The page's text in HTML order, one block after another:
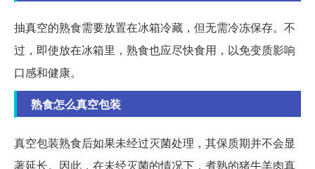
抽真空的熟食需要放置在冰箱冷藏，但无需冷冻保存。不
过，即使放在冰箱里，熟食也应尽快食用，以免变质影响
口感和健康。
熟食怎么真空包装
真空包装熟食后如果未经过灭菌处理，其保质期并不会显
著延长。因此，在未经灭菌的情况下，煮熟的猪牛羊肉真